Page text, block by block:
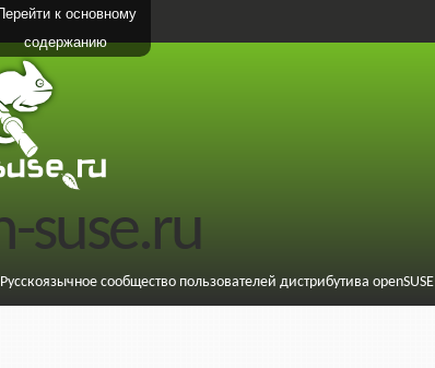
к основному
содержанию
suse.ru
Русскоязычное сообщество пользователей дистрибутива openSUSE